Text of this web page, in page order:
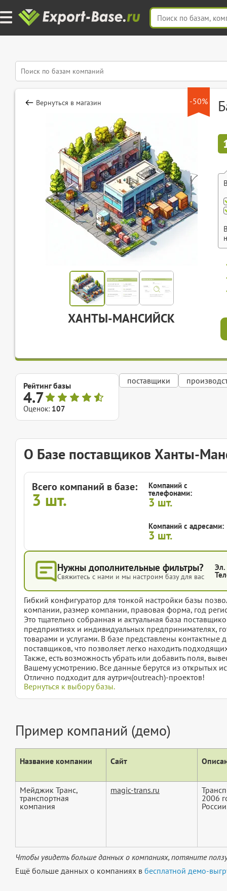
-50%
Вернуться в магазин
ХАНТЫ-МАНСИЙСК
Рейтинг базы
4.7
Оценок: 107
поставщики
О Базе поставщиков Ханты-
Всего компаний в базе:
3 шт.
Компаний с
телефонами:
3 шт.
Компаний с адресами:
3 шт.
Нужны дополнительные фильтры?
Свяжитесь с нами и мы настроим базу для вас
Эл.
Гибкий конфигуратор для тонкой настройки базы
компании, размер компании, правовая форма, год
Это тщательно собранная и актуальная база
предприятиях и индивидуальных предпринимателях,
товарами и услугами. В базе представлены
поставщиков, что позволяет легко находить
Также, есть возможность убрать или добавить поля,
Вашему усмотрению. Все данные берутся из открытых
Отлично подходит для аутрич(outreach)-проектов!
Вернуться к выбору базы.
Пример компаний (демо)
Название компании Сайт
Мейджик Транс,
транспортная
компания
magic-trans.ru
2006
Чтобы увидеть больше данных о компаниях, потяните
Ещё больше данных о компаниях в бесплатной демо-